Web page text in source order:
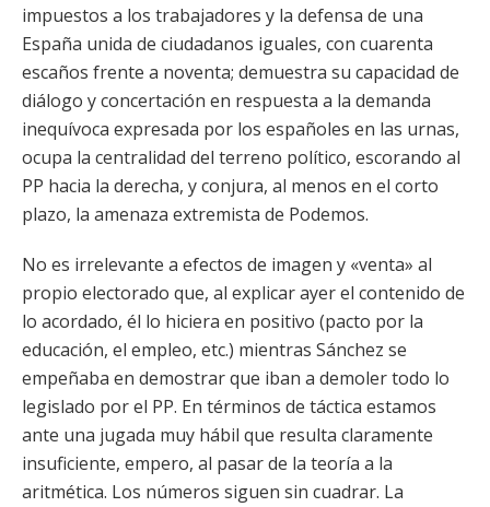
impuestos a los trabajadores y la defensa de una
España unida de ciudadanos iguales, con cuarenta
escaños frente a noventa; demuestra su capacidad de
diálogo y concertación en respuesta a la demanda
inequívoca expresada por los españoles en las urnas,
ocupa la centralidad del terreno político, escorando al
PP hacia la derecha, y conjura, al menos en el corto
plazo, la amenaza extremista de Podemos.
No es irrelevante a efectos de imagen y «venta» al
propio electorado que, al explicar ayer el contenido de
lo acordado, él lo hiciera en positivo (pacto por la
educación, el empleo, etc.) mientras Sánchez se
empeñaba en demostrar que iban a demoler todo lo
legislado por el PP. En términos de táctica estamos
ante una jugada muy hábil que resulta claramente
insuficiente, empero, al pasar de la teoría a la
aritmética. Los números siguen sin cuadrar. La